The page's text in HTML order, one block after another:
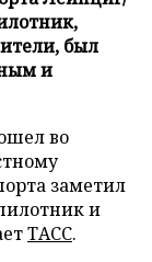
был
и
во
заметил
и
ТАСС.